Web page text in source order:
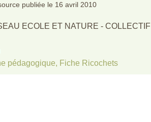
publiée le 16 avril 2010
ECOLE ET NATURE - COLLECTIF
pédagogique, Fiche Ricochets